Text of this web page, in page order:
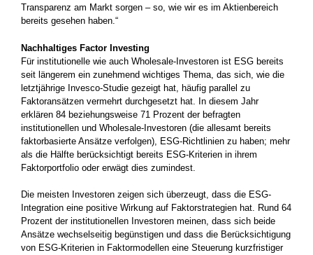
Transparenz am Markt sorgen – so, wie wir es im Aktienbereich
bereits gesehen haben.“
Nachhaltiges Factor Investing
Für institutionelle wie auch Wholesale-Investoren ist ESG bereits
seit längerem ein zunehmend wichtiges Thema, das sich, wie die
letztjährige Invesco-Studie gezeigt hat, häufig parallel zu
Faktoransätzen vermehrt durchgesetzt hat. In diesem Jahr
erklären 84 beziehungsweise 71 Prozent der befragten
institutionellen und Wholesale-Investoren (die allesamt bereits
faktorbasierte Ansätze verfolgen), ESG-Richtlinien zu haben; mehr
als die Hälfte berücksichtigt bereits ESG-Kriterien in ihrem
Faktorportfolio oder erwägt dies zumindest.
Die meisten Investoren zeigen sich überzeugt, dass die ESG-
Integration eine positive Wirkung auf Faktorstrategien hat. Rund 64
Prozent der institutionellen Investoren meinen, dass sich beide
Ansätze wechselseitig begünstigen und dass die Berücksichtigung
von ESG-Kriterien in Faktormodellen eine Steuerung kurzfristiger